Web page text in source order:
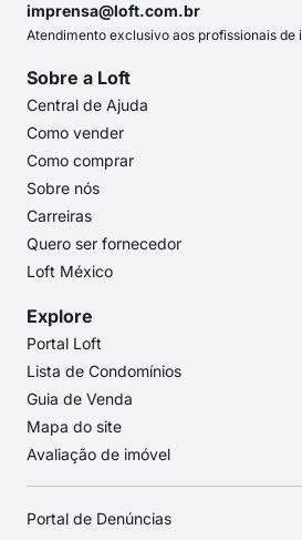
imprensa@loft.com.br
Atendimento exclusivo aos profissionais de
Sobre a Loft
Central de Ajuda
Como vender
Como comprar
Sobre nós
Carreiras
Quero ser fornecedor
Loft México
Explore
Portal Loft
Lista de Condomínios
Guia de Venda
Mapa do site
Avaliação de imóvel
Portal de Denúncias